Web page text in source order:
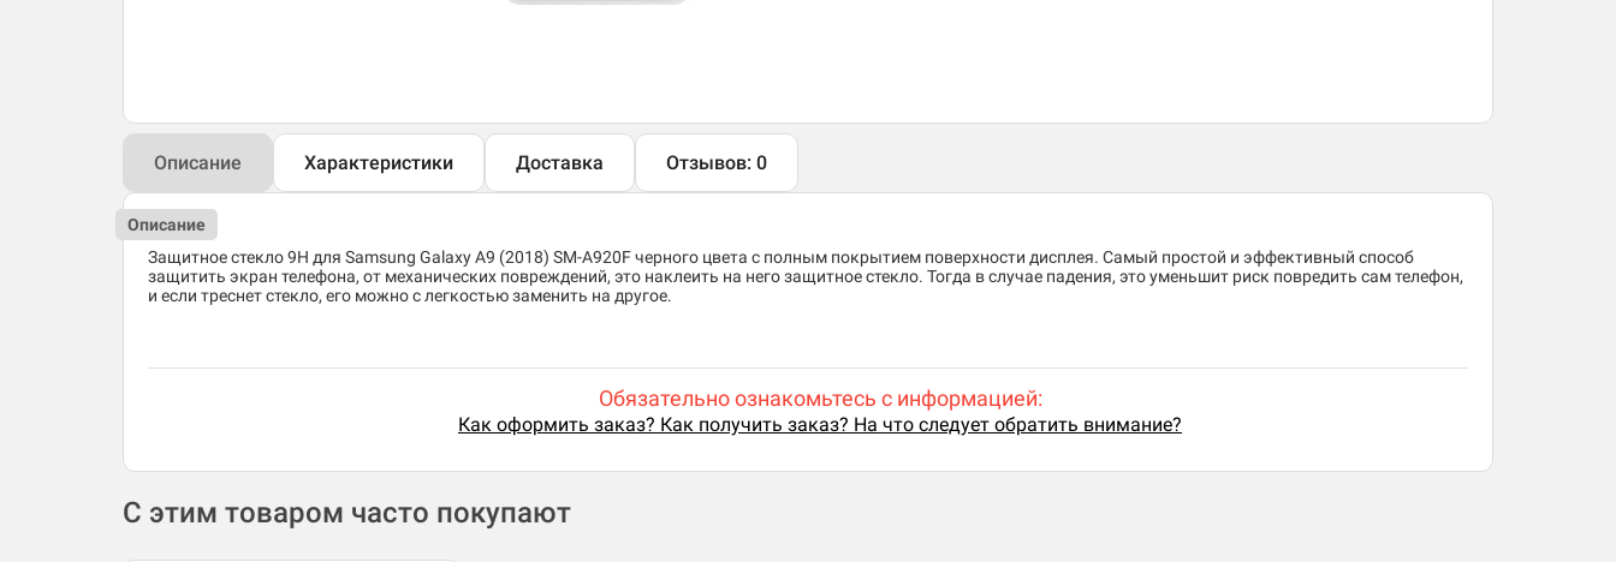
Описание Характеристики Доставка Отзывов: 0
Описание
Защитное стекло 9H для Samsung Galaxy A9 (2018) SM-A920F черного цвета с полным покрытием поверхности дисплея. Самый простой и эффективный способ
защитить экран телефона, от механических повреждений, это наклеить на него защитное стекло. Тогда в случае падения, это уменьшит риск повредить сам телефон,
и если треснет стекло, его можно с легкостью заменить на другое.
Обязательно ознакомьтесь с информацией:
Как оформить заказ? Как получить заказ? На что следует обратить внимание?
С этим товаром часто покупают